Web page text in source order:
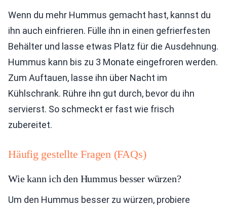
Wenn du mehr Hummus gemacht hast, kannst du
ihn auch einfrieren. Fülle ihn in einen gefrierfesten
Behälter und lasse etwas Platz für die Ausdehnung.
Hummus kann bis zu 3 Monate eingefroren werden.
Zum Auftauen, lasse ihn über Nacht im
Kühlschrank. Rühre ihn gut durch, bevor du ihn
servierst. So schmeckt er fast wie frisch
zubereitet.
Häufig gestellte Fragen (FAQs)
Wie kann ich den Hummus besser würzen?
Um den Hummus besser zu würzen, probiere